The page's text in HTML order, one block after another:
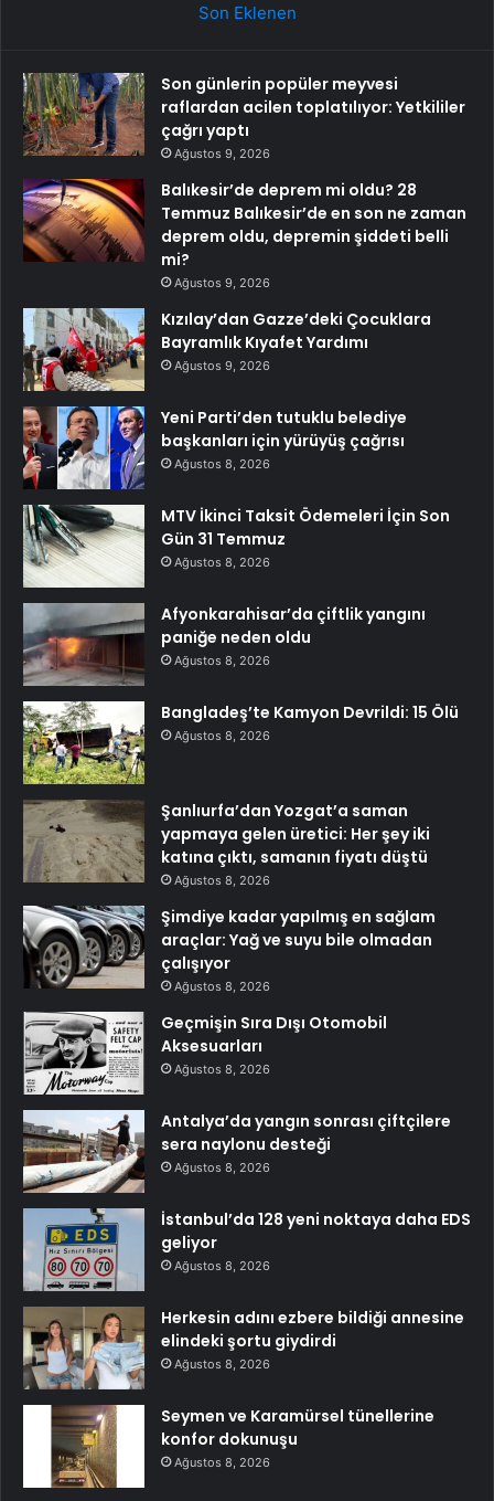
Son Eklenen
Son günlerin popüler meyvesi
raflardan acilen toplatılıyor: Yetkililer
çağrı yaptı
Ağustos 9, 2026
Balıkesir’de deprem mi oldu? 28
Temmuz Balıkesir’de en son ne zaman
deprem oldu, depremin şiddeti belli
mi?
Ağustos 9, 2026
Kızılay’dan Gazze’deki Çocuklara
Bayramlık Kıyafet Yardımı
Ağustos 9, 2026
Yeni Parti’den tutuklu belediye
başkanları için yürüyüş çağrısı
Ağustos 8, 2026
MTV İkinci Taksit Ödemeleri İçin Son
Gün 31 Temmuz
Ağustos 8, 2026
Afyonkarahisar’da çiftlik yangını
paniğe neden oldu
Ağustos 8, 2026
Bangladeş’te Kamyon Devrildi: 15 Ölü
Ağustos 8, 2026
Şanlıurfa’dan Yozgat’a saman
yapmaya gelen üretici: Her şey iki
katına çıktı, samanın fiyatı düştü
Ağustos 8, 2026
Şimdiye kadar yapılmış en sağlam
araçlar: Yağ ve suyu bile olmadan
çalışıyor
Ağustos 8, 2026
Geçmişin Sıra Dışı Otomobil
Aksesuarları
Ağustos 8, 2026
Antalya’da yangın sonrası çiftçilere
sera naylonu desteği
Ağustos 8, 2026
İstanbul’da 128 yeni noktaya daha EDS
geliyor
Ağustos 8, 2026
Herkesin adını ezbere bildiği annesine
elindeki şortu giydirdi
Ağustos 8, 2026
Seymen ve Karamürsel tünellerine
konfor dokunuşu
Ağustos 8, 2026